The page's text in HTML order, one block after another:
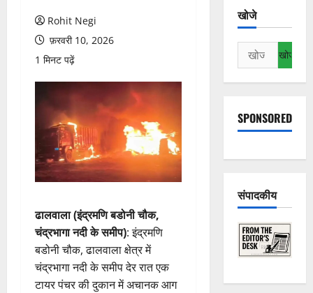
Rohit Negi
फ़रवरी 10, 2026
1 मिनट पढ़ें
ढालवाला (इंद्रमणि बडोनी चौक,
चंद्रभागा नदी के समीप): इंद्रमणि
बडोनी चौक, ढालवाला क्षेत्र में
चंद्रभागा नदी के समीप देर रात एक
टायर पंचर की दुकान में अचानक आग
खोजे
निम्न
को
खोजें:
SPONSORED
संपादकीय